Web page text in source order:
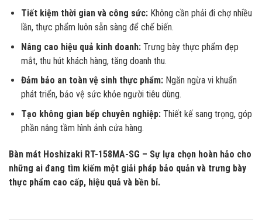
Tiết kiệm thời gian và công sức:Không cần phải đi chợ nhiều
lần, thực phẩm luôn sẵn sàng để chế biến.
Nâng cao hiệu quả kinh doanh:Trưng bày thực phẩm đẹp
mắt, thu hút khách hàng, tăng doanh thu.
Đảm bảo an toàn vệ sinh thực phẩm:Ngăn ngừa vi khuẩn
phát triển, bảo vệ sức khỏe người tiêu dùng.
Tạo không gian bếp chuyên nghiệp:Thiết kế sang trọng, góp
phần nâng tầm hình ảnh cửa hàng.
Bàn mát Hoshizaki RT-158MA-SG – Sự lựa chọn hoàn hảo cho
những ai đang tìm kiếm một giải pháp bảo quản và trưng bày
thực phẩm cao cấp, hiệu quả và bền bỉ.